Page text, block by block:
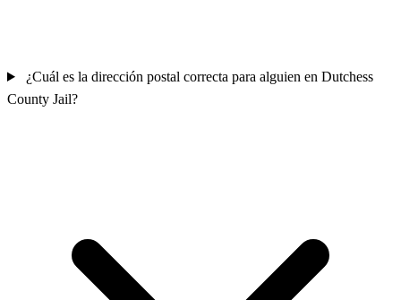
¿Cuál es la dirección postal correcta para alguien en Dutchess
County Jail?